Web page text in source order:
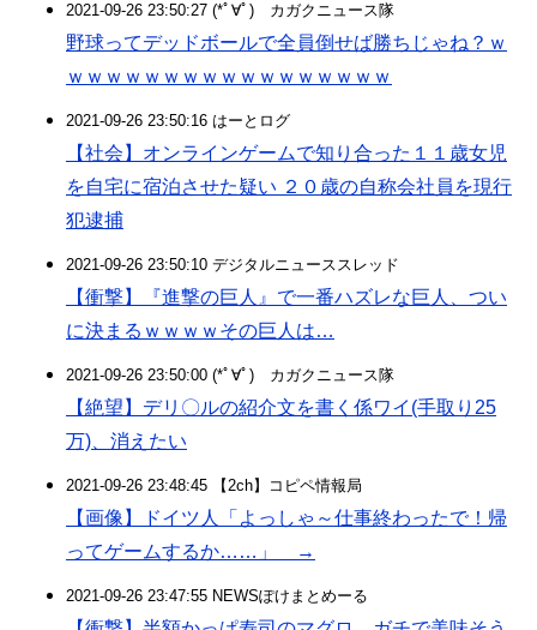
2021-09-26 23:50:27 (*ﾟ∀ﾟ)ゞカガクニュース隊
野球ってデッドボールで全員倒せば勝ちじゃね？ｗ
ｗｗｗｗｗｗｗｗｗｗｗｗｗｗｗｗｗ
2021-09-26 23:50:16 はーとログ
【社会】オンラインゲームで知り合った１１歳女児
を自宅に宿泊させた疑い ２０歳の自称会社員を現行
犯逮捕
2021-09-26 23:50:10 デジタルニューススレッド
【衝撃】『進撃の巨人』で一番ハズレな巨人、つい
に決まるｗｗｗｗその巨人は…
2021-09-26 23:50:00 (*ﾟ∀ﾟ)ゞカガクニュース隊
【絶望】デリ〇ルの紹介文を書く係ワイ(手取り25
万)、消えたい
2021-09-26 23:48:45 【2ch】コピペ情報局
【画像】ドイツ人「よっしゃ～仕事終わったで！帰
ってゲームするか……」 →
2021-09-26 23:47:55 NEWSぽけまとめーる